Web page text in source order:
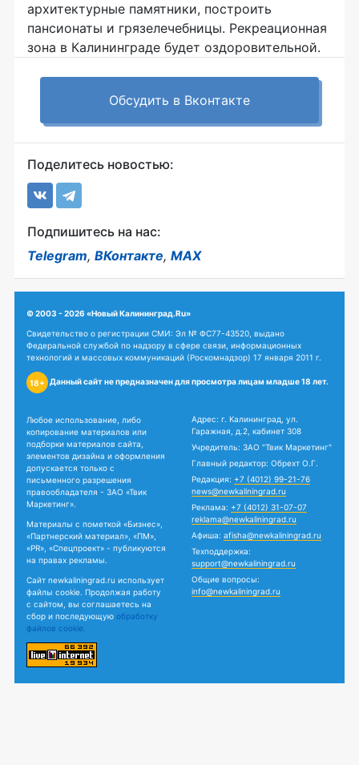
архитектурные памятники, построить
пансионаты и грязелечебницы. Рекреационная
зона в Калининграде будет оздоровительной.
Обсудить в Вконтакте
Поделитесь новостью:
Подпишитесь на нас:
Telegram, ВКонтакте, MAX
© 2003 - 2026 «Новый Калининград.Ru»
Свидетельство о регистрации СМИ: Эл № ФС77-43520, выдано
Федеральной службой по надзору в сфере связи, информационных
технологий и массовых коммуникаций (Роскомнадзор) 17 января 2011 г.
18+ Данный сайт не предназначен для просмотра лицам младше 18 лет.
Любое использование, либо
копирование материалов или
подборки материалов сайта,
элементов дизайна и оформления
допускается только с
письменного разрешения
правообладателя - ЗАО «Твик
Маркетинг».
Материалы с пометкой «Бизнес»,
«Партнерский материал», «ПМ»,
«PR», «Спецпроект» - публикуются
на правах рекламы.
Сайт newkaliningrad.ru использует
файлы cookie. Продолжая работу
с сайтом, вы соглашаетесь на
сбор и последующую обработку
файлов cookie.
Адрес: г. Калининград, ул.
Гаражная, д.2, кабинет 308
Учредитель: ЗАО "Твик Маркетинг"
Главный редактор: Обрехт О.Г.
Редакция: +7 (4012) 99-21-76
news@newkaliningrad.ru
Реклама: +7 (4012) 31-07-07
reklama@newkaliningrad.ru
Афиша: afisha@newkaliningrad.ru
Техподдержка:
support@newkaliningrad.ru
Общие вопросы:
info@newkaliningrad.ru